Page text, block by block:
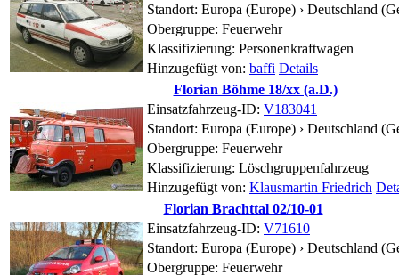
Standort: Europa (Europe) › Deutschland
Obergruppe: Feuerwehr
Klassifizierung: Personenkraftwagen
Hinzugefügt von: baffi Details
Florian Böhme 18/xx (a.D.)
Einsatzfahrzeug-ID: V183041
Standort: Europa (Europe) › Deutschland
Obergruppe: Feuerwehr
Klassifizierung: Löschgruppenfahrzeug
Hinzugefügt von: Klausmartin Friedrich
Florian Brachttal 02/10-01
Einsatzfahrzeug-ID: V71610
Standort: Europa (Europe) › Deutschland
Obergruppe: Feuerwehr